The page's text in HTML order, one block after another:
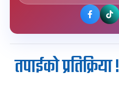
तपाईको प्रतिक्रिया !